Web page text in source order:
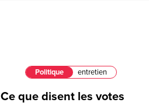
Politique entretien
Ce que disent les votes